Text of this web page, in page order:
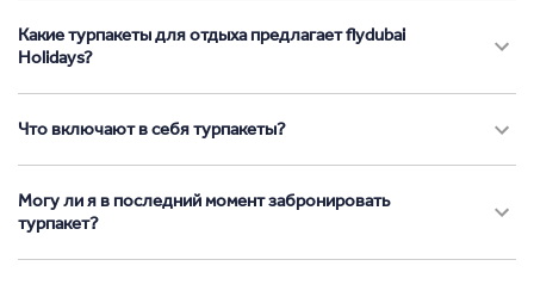
Какие турпакеты для отдыха предлагает flydubai
Holidays?
Что включают в себя турпакеты?
Могу ли я в последний момент забронировать
турпакет?